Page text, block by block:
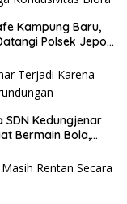
Kampung Baru,
Polsek Jepon
SDN Kedungjenar
Bermain Bola,